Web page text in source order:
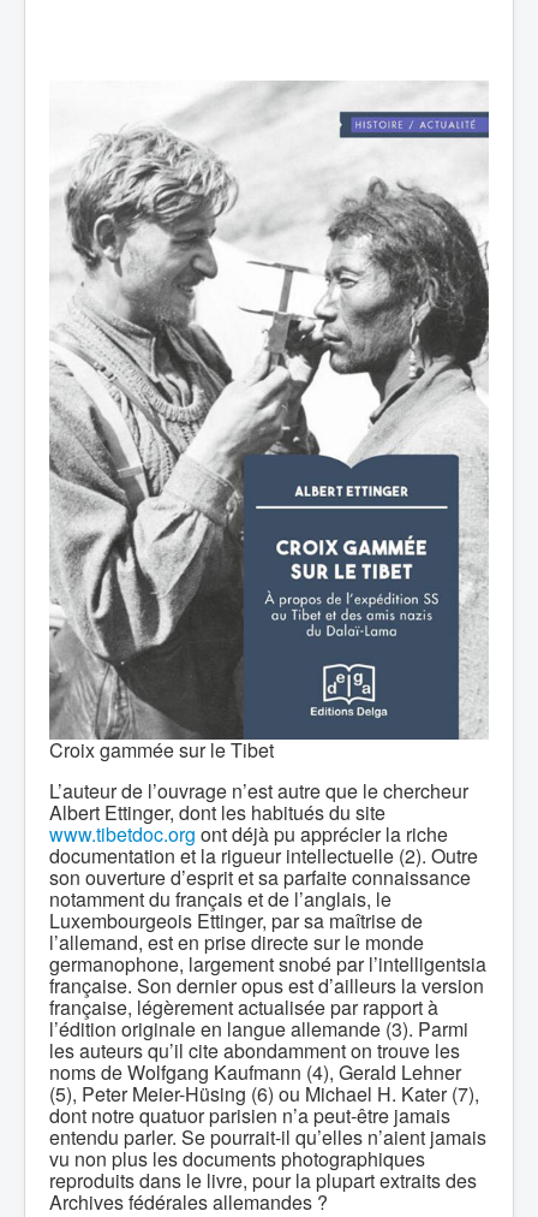
Croix gammée sur le Tibet
L’auteur de l’ouvrage n’est autre que le chercheur
Albert Ettinger, dont les habitués du site
www.tibetdoc.org ont déjà pu apprécier la riche
documentation et la rigueur intellectuelle (2). Outre
son ouverture d’esprit et sa parfaite connaissance
notamment du français et de l’anglais, le
Luxembourgeois Ettinger, par sa maîtrise de
l’allemand, est en prise directe sur le monde
germanophone, largement snobé par l’intelligentsia
française. Son dernier opus est d’ailleurs la version
française, légèrement actualisée par rapport à
l’édition originale en langue allemande (3). Parmi
les auteurs qu’il cite abondamment on trouve les
noms de Wolfgang Kaufmann (4), Gerald Lehner
(5), Peter Meier-Hüsing (6) ou Michael H. Kater (7),
dont notre quatuor parisien n’a peut-être jamais
entendu parler. Se pourrait-il qu’elles n’aient jamais
vu non plus les documents photographiques
reproduits dans le livre, pour la plupart extraits des
Archives fédérales allemandes ?